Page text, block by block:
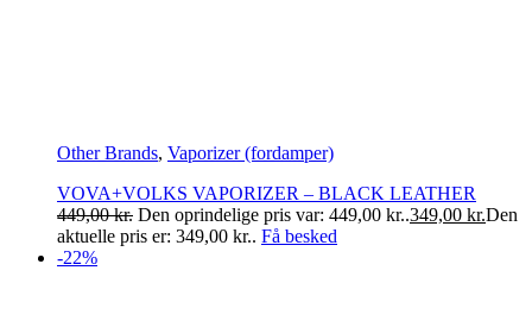
Other Brands, Vaporizer (fordamper)
VOVA+VOLKS VAPORIZER – BLACK LEATHER
449,00kr. Den oprindelige pris var: 449,00 kr..349,00 kr.Den
aktuelle pris er: 349,00 kr.. Få besked
-22%